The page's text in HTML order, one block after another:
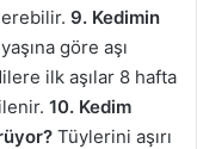
9. Kedimin
göre aşı
ilk aşılar 8 hafta
10. Kedim
Tüylerini aşırı